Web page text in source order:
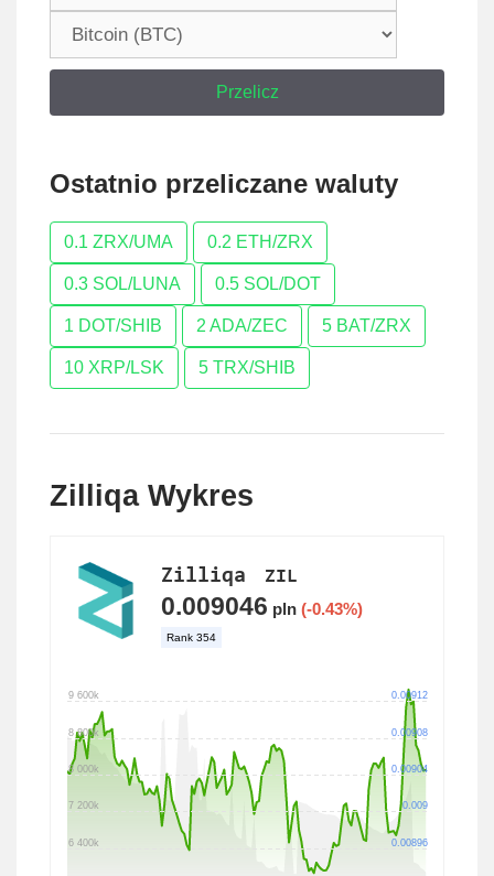
Przelicz
Ostatnio przeliczane waluty
0.1 ZRX/UMA 0.2 ETH/ZRX
0.3 SOL/LUNA 0.5 SOL/DOT
1 DOT/SHIB 2 ADA/ZEC 5 BAT/ZRX
10 XRP/LSK 5 TRX/SHIB
Zilliqa Wykres
Zilliqa ZIL
0.009046 pln (-0.43%)
Rank 354
6 400k
7 200k
8 000k
8 800k
9 600k
0.00896
0.009
0.00904
0.00908
0.00912